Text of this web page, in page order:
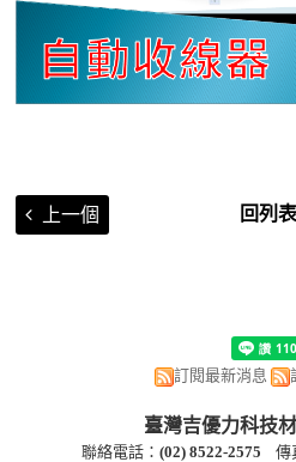
上一個 回列表
訂閱最新消息
臺灣吉優力科技
聯絡電話： (02) 8522-2575 傳